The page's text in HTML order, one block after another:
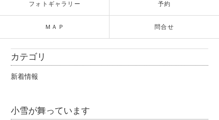
フォトギャラリー 予約
ＭＡＰ 問合せ
カテゴリ
新着情報
小雪が舞っています